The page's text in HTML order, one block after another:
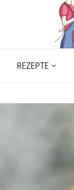
REZEPTE